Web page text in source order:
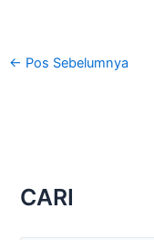
← Pos Sebelumnya
CARI